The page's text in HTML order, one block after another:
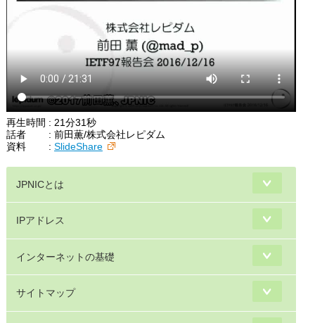
再生時間 : 21分31秒
話者 : 前田薫/株式会社レピダム
資料 : SlideShare
JPNICとは
IPアドレス
インターネットの基礎
サイトマップ